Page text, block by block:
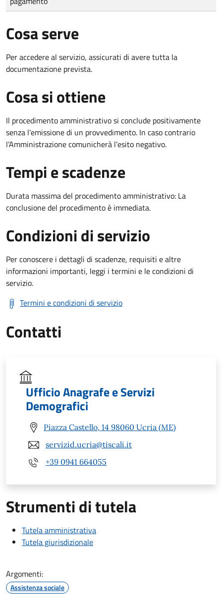
Cosa serve
Per accedere al servizio, assicurati di avere tutta la
documentazione prevista.
Cosa si ottiene
Il procedimento amministrativo si conclude positivamente
senza l’emissione di un provvedimento. In caso contrario
l’Amministrazione comunicherà l’esito negativo.
Tempi e scadenze
Durata massima del procedimento amministrativo: La
conclusione del procedimento è immediata.
Condizioni di servizio
Per conoscere i dettagli di scadenze, requisiti e altre
informazioni importanti, leggi i termini e le condizioni di
servizio.
Termini e condizioni di servizio
Contatti
Ufficio Anagrafe e Servizi
Demografici
Piazza Castello, 14 98060 Ucria (ME)
servizid.ucria@tiscali.it
+39 0941 664055
Strumenti di tutela
Tutela amministrativa
Tutela giurisdizionale
Argomenti:
Assistenza sociale